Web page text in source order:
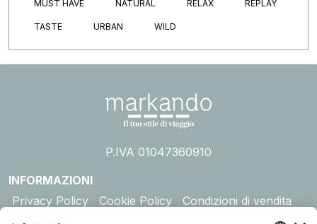
MUST HAVE NATURAL RELAX REPLAY
TASTE URBAN WILD
P.IVA 01047360910
INFORMAZIONI
Privacy Policy
Cookie Policy Condizioni di vendita